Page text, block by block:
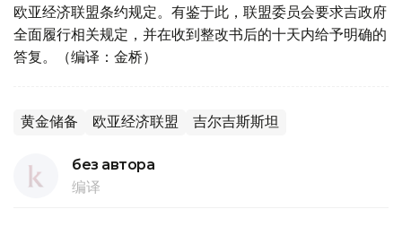
欧亚经济联盟条约规定。有鉴于此，联盟委员会要求吉政府
全面履行相关规定，并在收到整改书后的十天内给予明确的
答复。（编译：金桥）
黄金储备 欧亚经济联盟 吉尔吉斯斯坦
без автора
编译